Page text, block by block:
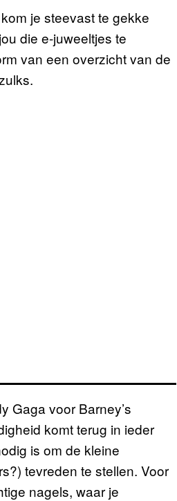
je steevast te gekke
die e-juweeltjes te
van een overzicht van de
Gaga voor Barney’s
komt terug in ieder
is om de kleine
tevreden te stellen. Voor
nagels, waar je